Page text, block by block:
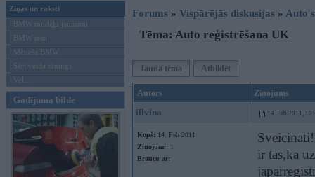
Ziņas un raksti
BMW modeļu jaunumi
BMW testi
Mēneša BMW
Sērijveida tūnings
Vel...
Gadījuma bilde
Forums » Vispārējās diskusijas » Auto
Tēma: Auto reģistrēšana UK
Jauna tēma Atbildēt
Autors Ziņojums
illvina 14. Feb 2011,
Kopš: 14. Feb 2011
Ziņojumi: 1
Braucu ar:
ir tas,ka